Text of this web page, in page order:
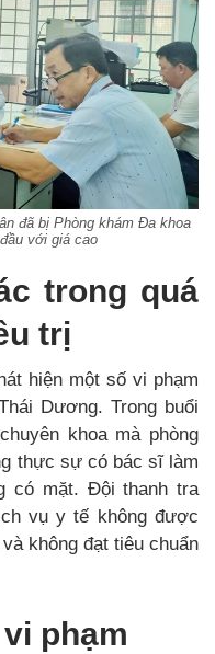
đã bị Phòng khám Đa khoa
với giá cao
trong quá
trị
hiện một số vi phạm
Dương. Trong buổi
khoa mà phòng
thực sự có bác sĩ làm
có mặt. Đội thanh tra
vụ y tế không được
không đạt tiêu chuẩn
phạm